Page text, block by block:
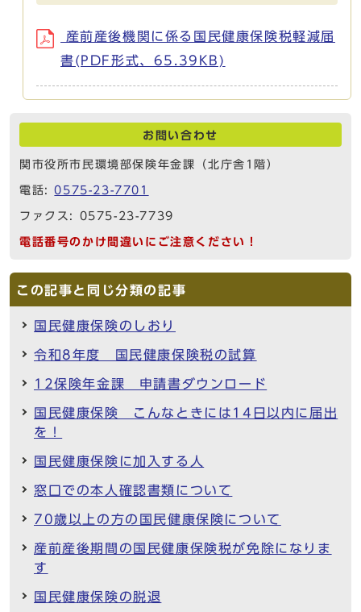
産前産後機関に係る国民健康保険税軽減届
書(PDF形式、65.39KB)
お問い合わせ
関市役所市民環境部保険年金課（北庁舎1階）
電話:0575-23-7701
ファクス: 0575-23-7739
電話番号のかけ間違いにご注意ください！
この記事と同じ分類の記事
国民健康保険のしおり
令和8年度 国民健康保険税の試算
12保険年金課 申請書ダウンロード
国民健康保険 こんなときには14日以内に届出
を！
国民健康保険に加入する人
窓口での本人確認書類について
70歳以上の方の国民健康保険について
産前産後期間の国民健康保険税が免除になりま
す
国民健康保険の脱退